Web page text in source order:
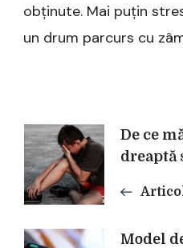
obținute. Mai puțin
un drum parcurs cu
Navigare
în
articole
De ce
dreaptă
Model